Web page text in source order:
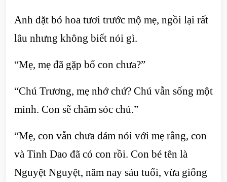
Anh đặt bó hoa tươi trước mộ mẹ, ngồi lại rất
lâu nhưng không biết nói gì.
“Mẹ, mẹ đã gặp bố con chưa?”
“Chú Trương, mẹ nhớ chứ? Chú vẫn sống một
mình. Con sẽ chăm sóc chú.”
“Mẹ, con vẫn chưa dám nói với mẹ rằng, con
và Tinh Dao đã có con rồi. Con bé tên là
Nguyệt Nguyệt, năm nay sáu tuổi, vừa giống